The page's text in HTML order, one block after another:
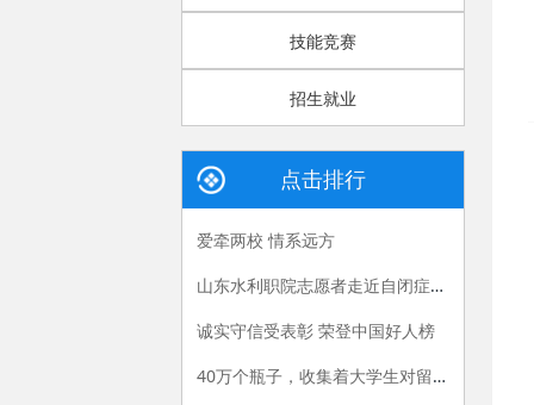
技能竞赛
招生就业
点击排行
爱牵两校 情系远方
山东水利职院志愿者走近自闭症儿童陪伴“星星的孩子”
诚实守信受表彰 荣登中国好人榜
40万个瓶子，收集着大学生对留守儿童的帮扶